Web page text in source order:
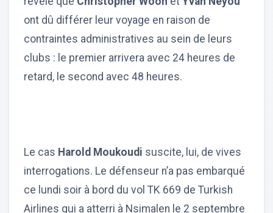
ont dû différer leur voyage en raison de
contraintes administratives au sein de leurs
clubs : le premier arrivera avec 24 heures de
retard, le second avec 48 heures.
Le cas Harold Moukoudi suscite, lui, de vives
interrogations. Le défenseur n’a pas embarqué
ce lundi soir à bord du vol TK 669 de Turkish
Airlines qui a atterri à Nsimalen le 2 septembre